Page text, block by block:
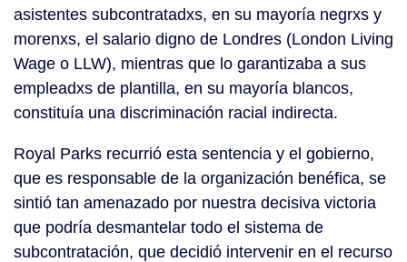
asistentes subcontratadxs, en su mayoría negrxs y
morenxs, el salario digno de Londres (London Living
Wage o LLW), mientras que lo garantizaba a sus
empleadxs de plantilla, en su mayoría blancos,
constituía una discriminación racial indirecta.
Royal Parks recurrió esta sentencia y el gobierno,
que es responsable de la organización benéfica, se
sintió tan amenazado por nuestra decisiva victoria
que podría desmantelar todo el sistema de
subcontratación, que decidió intervenir en el recurso